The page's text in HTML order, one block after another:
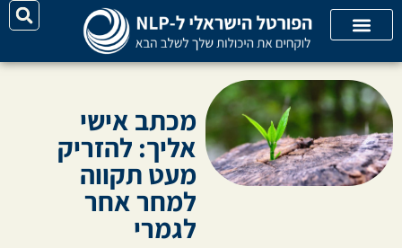
מכתב אישי
אליך: להזריק
מעט תקווה
למחר אחר
לגמרי